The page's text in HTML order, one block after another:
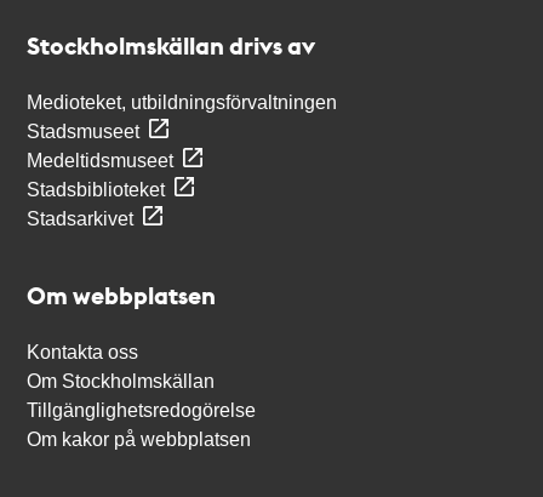
Stockholmskällan drivs av
Medioteket, utbildningsförvaltningen
Stadsmuseet
Medeltidsmuseet
Stadsbiblioteket
Stadsarkivet
Om webbplatsen
Kontakta oss
Om Stockholmskällan
Tillgänglighetsredogörelse
Om kakor på webbplatsen